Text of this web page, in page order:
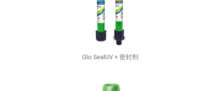
Glo SealUV + 密封剂